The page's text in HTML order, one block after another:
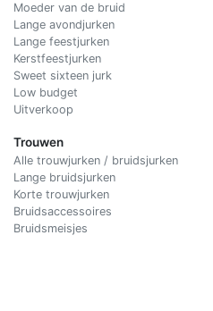
Moeder van de bruid
Lange avondjurken
Lange feestjurken
Kerstfeestjurken
Sweet sixteen jurk
Low budget
Uitverkoop
Trouwen
Alle trouwjurken / bruidsjurken
Lange bruidsjurken
Korte trouwjurken
Bruidsaccessoires
Bruidsmeisjes